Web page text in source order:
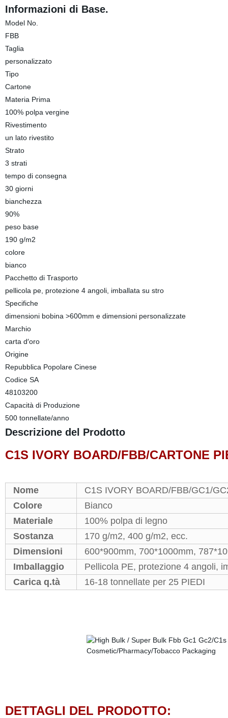
Informazioni di Base.
Model No.
FBB
Taglia
personalizzato
Tipo
Cartone
Materia Prima
100% polpa vergine
Rivestimento
un lato rivestito
Strato
3 strati
tempo di consegna
30 giorni
bianchezza
90%
peso base
190 g/m2
colore
bianco
Pacchetto di Trasporto
pellicola pe, protezione 4 angoli, imballata su stro
Specifiche
dimensioni bobina >600mm e dimensioni personalizzate
Marchio
carta d′oro
Origine
Repubblica Popolare Cinese
Codice SA
48103200
Capacità di Produzione
500 tonnellate/anno
Descrizione del Prodotto
C1S IVORY BOARD/FBB/CARTONE
Nome
C1S IVORY BOARD/FBB/GC1/
Colore
Bianco
Materiale
100% polpa di legno
Sostanza
170 g/m2, 400 g/m2, ecc.
Dimensioni
600*900mm, 700*1000mm,
Imballaggio
Pellicola PE, protezione 4 angoli,
Carica q.tà
16-18 tonnellate per 25 PIEDI
DETTAGLI DEL PRODOTTO: